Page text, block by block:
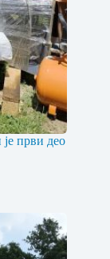
први део